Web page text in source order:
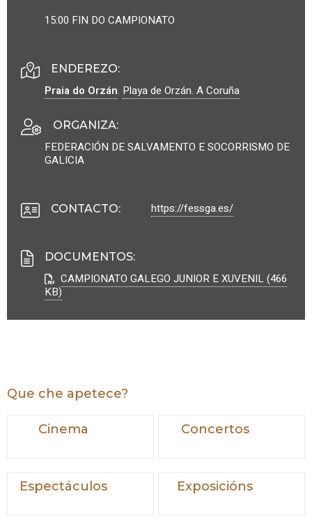
15:00 FIN DO CAMPIONATO
ENDEREZO:
Praia do Orzán. Playa de Orzán. A Coruña
ORGANIZA:
FEDERACIÓN DE SALVAMENTO E SOCORRISMO DE
GALICIA
CONTACTO: https://fessga.es/
DOCUMENTOS:
CAMPIONATO GALEGO JUNIOR E XUVENIL (466
KB)
Que che apetece?
Cinema Concertos
Espectáculos Exposicións